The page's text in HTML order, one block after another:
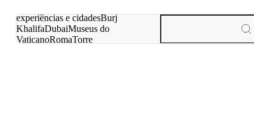
experiências e cidadesBurj
KhalifaDubaiMuseus do
VaticanoRomaTorre